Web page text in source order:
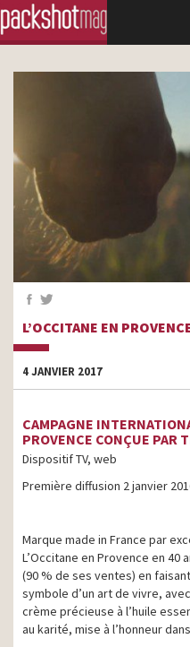
L’OCCITANE EN
4 JANVIER 2017
CAMPAGNE
PROVENCE CONÇUE PAR
Dispositif TV, web
Première diffusion 2 janvier
Marque made in France par
L’Occitane en Provence en 40
(90 % de ses ventes) en
symbole d’un art de vivre,
crème précieuse à l’huile
au karité, mise à l’honneur